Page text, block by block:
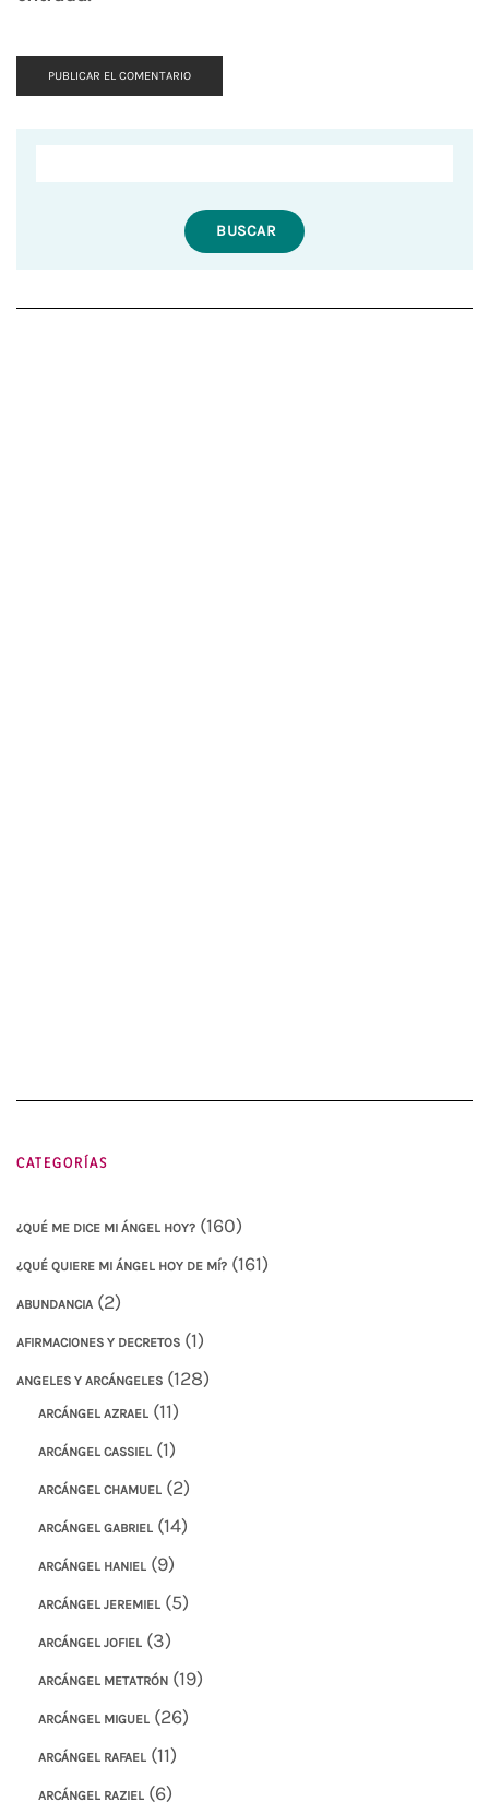
CATEGORÍAS
¿QUÉ ME DICE MI ÁNGEL HOY? (160)
¿QUÉ QUIERE MI ÁNGEL HOY DE MÍ? (161)
ABUNDANCIA (2)
AFIRMACIONES Y DECRETOS (1)
ANGELES Y ARCÁNGELES (128)
ARCÁNGEL AZRAEL (11)
ARCÁNGEL CASSIEL (1)
ARCÁNGEL CHAMUEL (2)
ARCÁNGEL GABRIEL (14)
ARCÁNGEL HANIEL (9)
ARCÁNGEL JEREMIEL (5)
ARCÁNGEL JOFIEL (3)
ARCÁNGEL METATRÓN (19)
ARCÁNGEL MIGUEL (26)
ARCÁNGEL RAFAEL (11)
ARCÁNGEL RAZIEL (6)